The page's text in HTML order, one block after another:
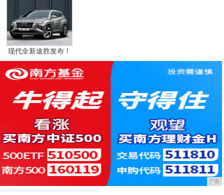
现代全新途胜发布！
搭
广告